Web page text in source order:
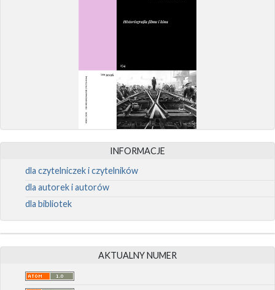
INFORMACJE
dla czytelniczek i czytelników
dla autorek i autorów
dla bibliotek
AKTUALNY NUMER